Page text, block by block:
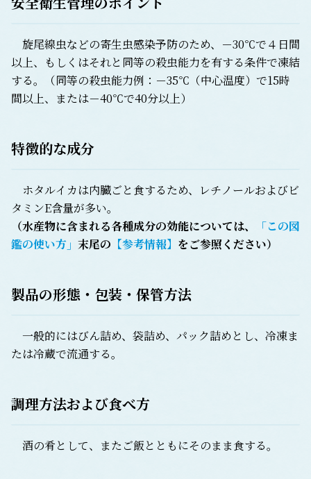
旋尾線虫などの寄生虫感染予防のため、－30℃で４日間
以上、もしくはそれと同等の殺虫能力を有する条件で凍結
する。（同等の殺虫能力例：－35℃（中心温度）で15時
間以上、または－40℃で40分以上）
特徴的な成分
ホタルイカは内臓ごと食するため、レチノールおよびビ
タミンE含量が多い。
（水産物に含まれる各種成分の効能については、
「この図
鑑の使い方」 末尾の 【参考情報】 をご参照ください）
製品の形態・包装・保管方法
一般的にはびん詰め、袋詰め、パック詰めとし、冷凍ま
たは冷蔵で流通する。
調理方法および食べ方
酒の肴として、またご飯とともにそのまま食する。